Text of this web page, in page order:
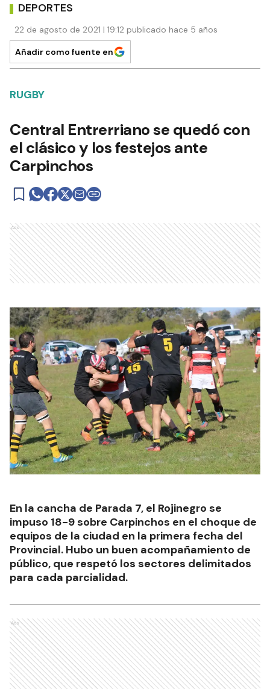
DEPORTES
22 de agosto de 2021 | 19:12 publicado hace 5 años
Añadir como fuente en
RUGBY
Central Entrerriano se quedó con
el clásico y los festejos ante
Carpinchos
Ads
En la cancha de Parada 7, el Rojinegro se
impuso 18-9 sobre Carpinchos en el choque de
equipos de la ciudad en la primera fecha del
Provincial. Hubo un buen acompañamiento de
público, que respetó los sectores delimitados
para cada parcialidad.
Ads